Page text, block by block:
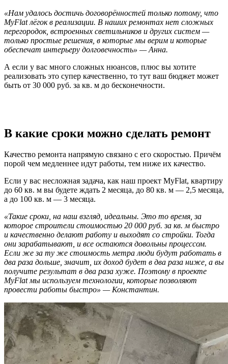
«Нам удалось достичь договорённостей только потому, что
MyFlat лёгок в реализации. В наших ремонтах нет сложных
перегородок, встроенных светильников и других систем —
только простые решения, в которые мы верим и которые
обеспечат интерьеру долговечность» — Анна.
А если у вас много сложных нюансов, плюс вы хотите
реализовать это супер качественно, то тут ваш бюджет может
быть от 30 000 руб. за кв. м до бесконечности.
В какие сроки можно сделать ремонт
Качество ремонта напрямую связано с его скоростью. Причём
порой чем медленнее идут работы, тем ниже их качество.
Если у вас несложная задача, как наш проект MyFlat, квартиру
до 60 кв. м вы будете ждать 2 месяца, до 80 кв. м — 2,5 месяца,
а до 100 кв. м — 3 месяца.
«Такие сроки, на наш взгляд, идеальны. Это то время, за
которое строители стоимостью 20 000 руб. за кв. м быстро
и качественно делают работу и выходят со стройки. Тогда
они зарабатывают, и все остаются довольны процессом.
Если же за ту же стоимость метра люди будут работать в
два раза дольше, значит, их доход будет в два раза ниже, а вы
получите результат в два раза хуже. Поэтому в проекте
MyFlat мы используем технологии, которые позволяют
провести работы быстро» — Константин.